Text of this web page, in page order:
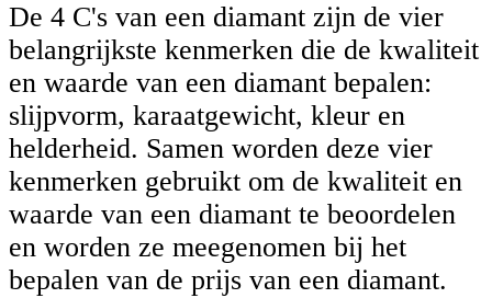
De 4 C's van een diamant zijn de vier
belangrijkste kenmerken die de kwaliteit
en waarde van een diamant bepalen:
slijpvorm, karaatgewicht, kleur en
helderheid. Samen worden deze vier
kenmerken gebruikt om de kwaliteit en
waarde van een diamant te beoordelen
en worden ze meegenomen bij het
bepalen van de prijs van een diamant.